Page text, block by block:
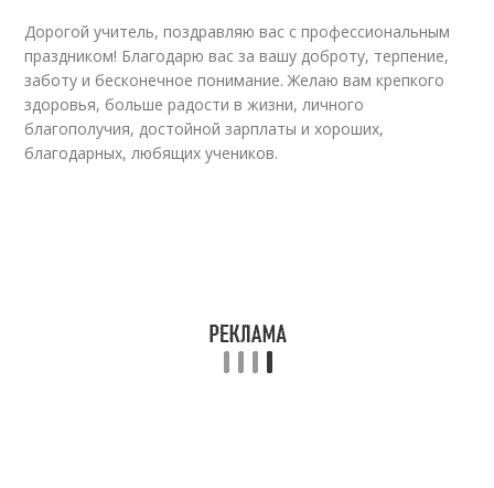
Дорогой учитель, поздравляю вас с профессиональным
праздником! Благодарю вас за вашу доброту, терпение,
заботу и бесконечное понимание. Желаю вам крепкого
здоровья, больше радости в жизни, личного
благополучия, достойной зарплаты и хороших,
благодарных, любящих учеников.